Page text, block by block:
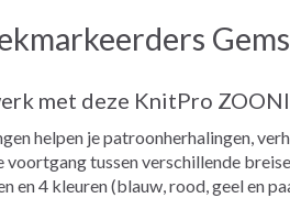
met deze KnitPro
helpen je patroonherhalingen,
tussen verschillende
4 kleuren (blauw, rood, geel en